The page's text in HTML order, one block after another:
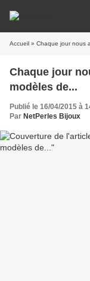
Accueil » Chaque jour nous
Chaque jour
modèles de...
Publié le 16/04/2015 à
Par NetPerles Bijoux